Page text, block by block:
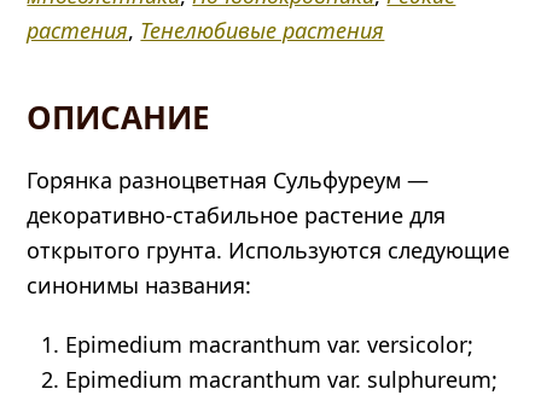
sulphureum)
растения, Тенелюбивые растения
ОПИСАНИЕ
Горянка разноцветная Сульфуреум —
декоративно-стабильное растение для
открытого грунта. Используются следующие
синонимы названия:
Epimedium macranthum var. versicolor;
Epimedium macranthum var. sulphureum;